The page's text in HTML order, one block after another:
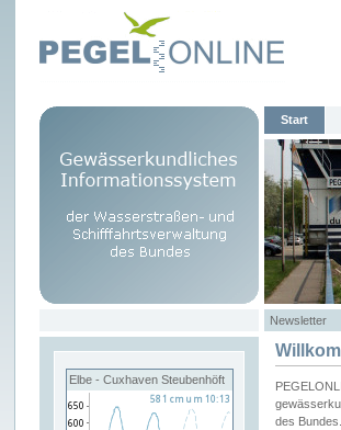
Start
Newsletter
Elbe - Cuxhaven Steubenhöft
des Bundes.